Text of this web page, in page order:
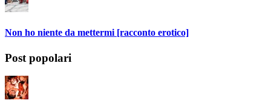
Non ho niente da mettermi [racconto erotico]
Post popolari